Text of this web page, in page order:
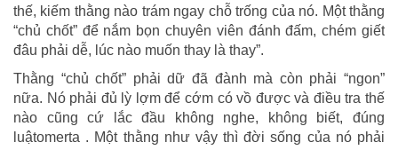
thế, kiếm thằng nào trám ngay chỗ trống của nó. Một thằng
“chủ chốt” để nắm bọn chuyên viên đánh đấm, chém giết
đâu phải dễ, lúc nào muốn thay là thay”.
Thằng “chủ chốt” phải dữ đã đành mà còn phải “ngon”
nữa. Nó phải đủ lỳ lợm để cớm có vồ được và điều tra thế
nào cũng cứ lắc đầu không nghe, không biết, đúng
luậtomerta . Một thằng như vậy thì đời sống của nó phải